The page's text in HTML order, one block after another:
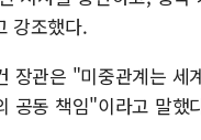
강조했다.
장관은 "미중관계는
공동 책임"이라고 말했